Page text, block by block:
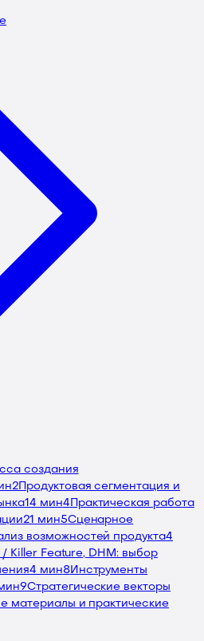
создания
2Продуктовая сегментация и
14 мин4 Практическая работа
21 мин5Сценарное
возможностей продукта4
Killer Feature, DHM: выбор
4 мин8Инструменты
9Стратегические векторы
материалы и практические